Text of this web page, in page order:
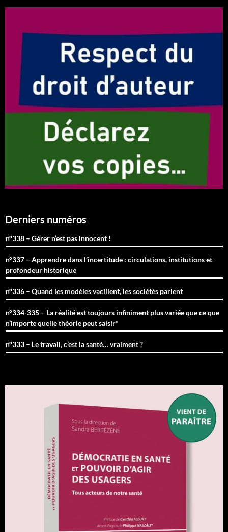
Derniers numéros
n°338 – Gérer n’est pas innocent !
n°337 – Apprendre dans l’incertitude : circulations, institutions et
profondeur historique
n°336 – Quand les modèles vacillent, les sociétés parlent
n°334-335 – La réalité est toujours infiniment plus variée que ce que
n’importe quelle théorie peut saisir*
n°333 – Le travail, c’est la santé… vraiment ?